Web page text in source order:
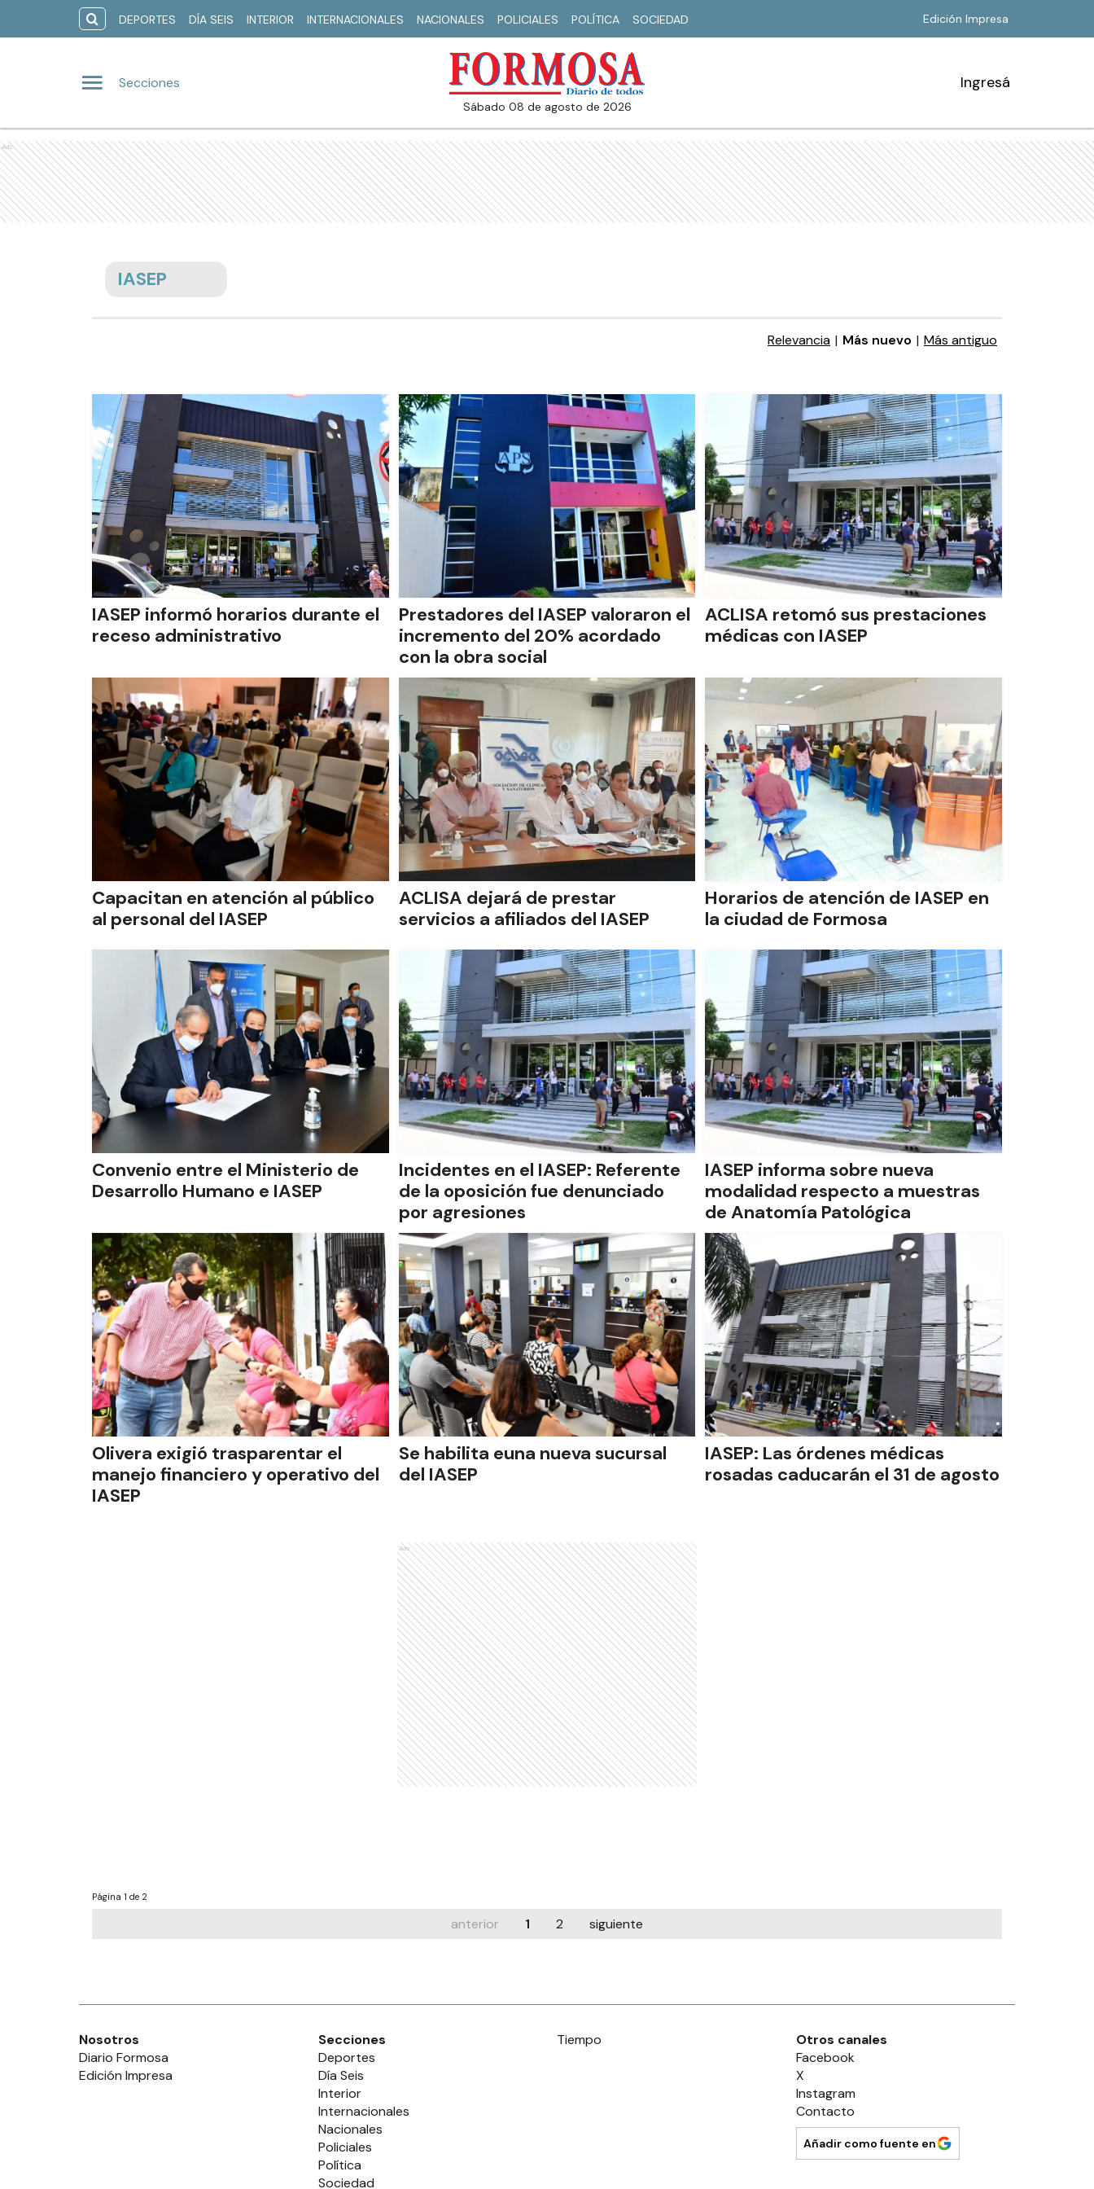
DEPORTES DÍA SEIS INTERIOR INTERNACIONALES NACIONALES POLICIALES POLÍTICA SOCIEDAD Edición Impresa
Secciones
sábado 08 de agosto de 2026
Ingresá
Ads
IASEP
Relevancia | Más nuevo | Más antiguo
IASEP informó horarios durante el
receso administrativo
Prestadores del IASEP valoraron el
incremento del 20% acordado
con la obra social
ACLISA retomó sus prestaciones
médicas con IASEP
Capacitan en atención al público
al personal del IASEP
ACLISA dejará de prestar
servicios a afiliados del IASEP
Horarios de atención de IASEP en
la ciudad de Formosa
Convenio entre el Ministerio de
Desarrollo Humano e IASEP
Incidentes en el IASEP: Referente
de la oposición fue denunciado
por agresiones
IASEP informa sobre nueva
modalidad respecto a muestras
de Anatomía Patológica
Olivera exigió trasparentar el
manejo financiero y operativo del
IASEP
Se habilita euna nueva sucursal
del IASEP
IASEP: Las órdenes médicas
rosadas caducarán el 31 de agosto
Ads
Página 1 de 2
anterior 1 2 siguiente
Nosotros
Diario Formosa
Edición Impresa
Secciones
Deportes
Día Seis
Interior
Internacionales
Nacionales
Policiales
Política
Sociedad
Tiempo
Otros canales
Facebook
X
Instagram
Contacto
Añadir como fuente en